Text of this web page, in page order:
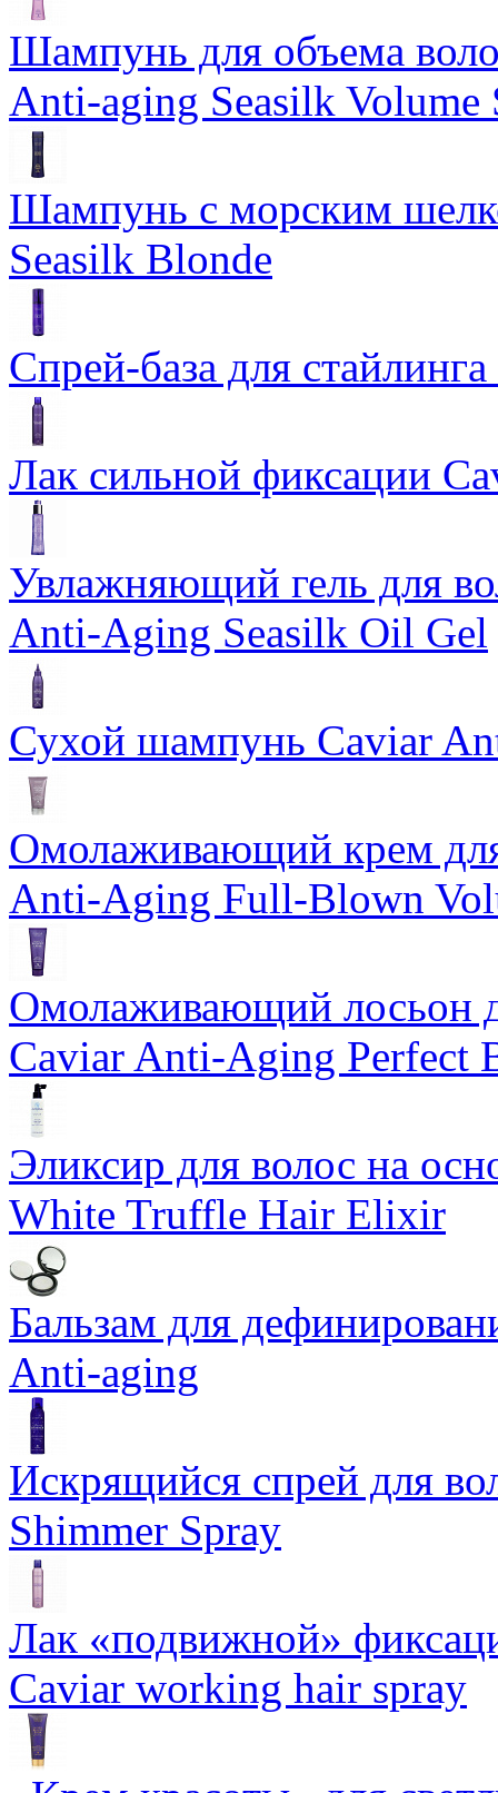
Шампунь для объема
Anti-aging Seasilk Volume
Шампунь с морским
Seasilk Blonde
Спрей-база для
Лак сильной фиксации
Увлажняющий гель для
Anti-Aging Seasilk Oil Gel
Сухой шампунь Caviar
Омолаживающий крем
Anti-Aging Full-Blown
Омолаживающий лосьон
Caviar Anti-Aging Perfect
Эликсир для волос на
White Truffle Hair Elixir
Бальзам для
Anti-aging
Искрящийся спрей для
Shimmer Spray
Лак «подвижной»
Caviar working hair spray